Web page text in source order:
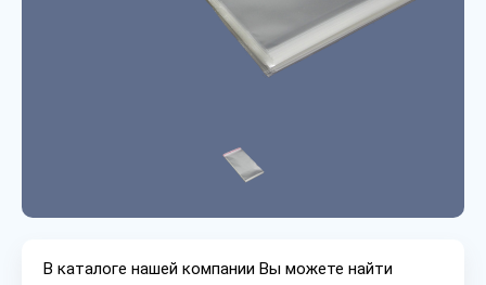
В каталоге нашей компании Вы можете найти